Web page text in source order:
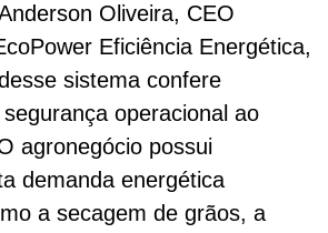
Oliveira, CEO
Eficiência Energética,
sistema confere
operacional ao
agronegócio possui
demanda energética
a secagem de grãos, a